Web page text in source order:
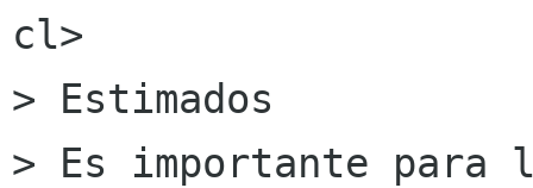
cl>
> Estimados
> Es importante para